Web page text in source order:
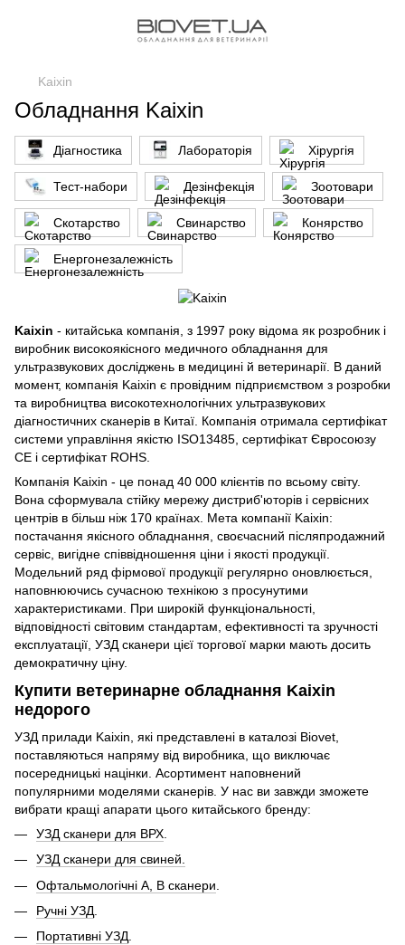
Kaixin
Обладнання Kaixin
Діагностика Лабораторія Хірургія
Тест-набори Дезінфекція Зоотовари
Скотарство Свинарство Конярство
Енергонезалежність
Kaixin - китайська компанія, з 1997 року відома як розробник і
виробник високоякісного медичного обладнання для
ультразвукових досліджень в медицині й ветеринарії. В даний
момент, компанія Kaixin є провідним підприємством з розробки
та виробництва високотехнологічних ультразвукових
діагностичних сканерів в Китаї. Компанія отримала сертифікат
системи управління якістю ISO13485, сертифікат Євросоюзу
CE і сертифікат ROHS.
Компанія Kaixin - це понад 40 000 клієнтів по всьому світу.
Вона сформувала стійку мережу дистриб'юторів і сервісних
центрів в більш ніж 170 країнах. Мета компанії Kaixin:
постачання якісного обладнання, своєчасний післяпродажний
сервіс, вигідне співвідношення ціни і якості продукції.
Модельний ряд фірмової продукції регулярно оновлюється,
наповнюючись сучасною технікою з просунутими
характеристиками. При широкій функціональності,
відповідності світовим стандартам, ефективності та зручності
експлуатації, УЗД сканери цієї торгової марки мають досить
демократичну ціну.
Купити ветеринарне обладнання Kaixin
недорого
УЗД прилади Kaixin, які представлені в каталозі Biovet,
поставляються напряму від виробника, що виключає
посередницькі націнки. Асортимент наповнений
популярними моделями сканерів. У нас ви завжди зможете
вибрати кращі апарати цього китайського бренду:
УЗД сканери для ВРХ
УЗД сканери для свиней.
Офтальмологічні А, В сканери
Ручні УЗД
Портативні УЗД.